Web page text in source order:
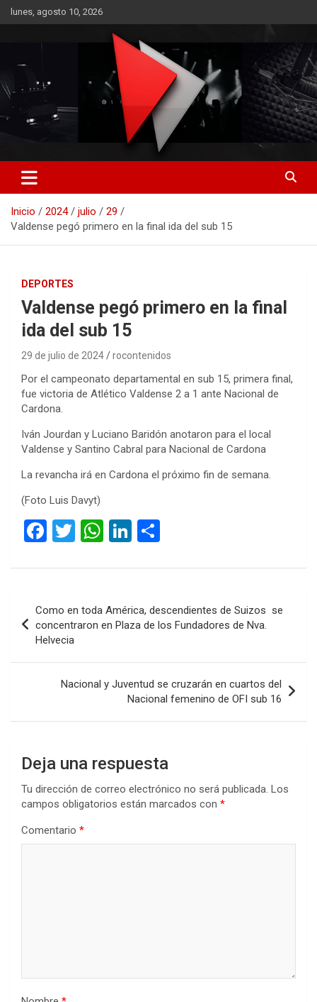
Saltar
al
lunes, agosto 10, 2026
RO CONTENIDOS
Inicio 2024 julio
29
Valdense pegó primero en la final ida del sub 15
DEPORTES
Valdense pegó primero en la final
ida del sub 15
29 de julio de 2024 rocontenidos
Por el campeonato departamental en sub 15, primera final,
fue victoria de Atlético Valdense 2 a 1 ante Nacional de
Cardona.
Iván Jourdan y Luciano Baridón anotaron para el local
Valdense y Santino Cabral para Nacional de Cardona
La revancha irá en Cardona el próximo fin de semana.
(Foto Luis Davyt)
F
ce
o
o
k
T
tt
W
at
A
p
Li
ke
n
m
ar
de
entradas
Como en toda América, descendientes de Suizos se
concentraron en Plaza de los Fundadores de Nva.
Helvecia
Nacional y Juventud se cruzarán en cuartos del
Nacional femenino de OFI sub 16
Deja una respuesta
Tu dirección de correo electrónico no será publicada. Los
campos obligatorios están marcados con *
Comentario *